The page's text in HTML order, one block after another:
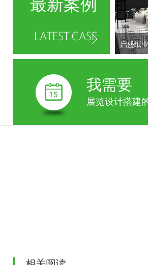
最新案例
启盛纸
我需要
展览设计搭建